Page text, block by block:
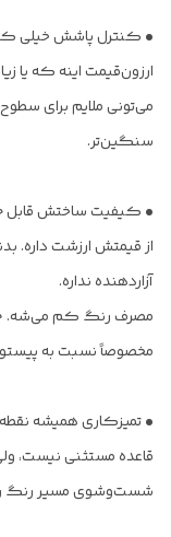
• کنترل پاشش خیلی
ارزون‌قیمت اینه که یا
می‌تونی ملایم برای
سنگین‌تر.
• کیفیت ساختش قابل
از قیمتش ارزشت داره.
آزاردهنده نداره.
مصرف رنگ کم می‌شه.
مخصوصاً نسبت به
• تمیزکاری همیشه
قاعده مستثنی نیست،
شست‌وشوی مسیر رنگ